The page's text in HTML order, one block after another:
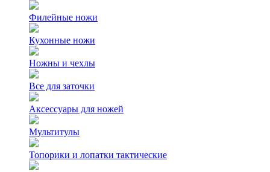
Филейные ножи
Кухонные ножи
Ножны и чехлы
Все для заточки
Аксессуары для ножей
Мультитулы
Топорики и лопатки тактические